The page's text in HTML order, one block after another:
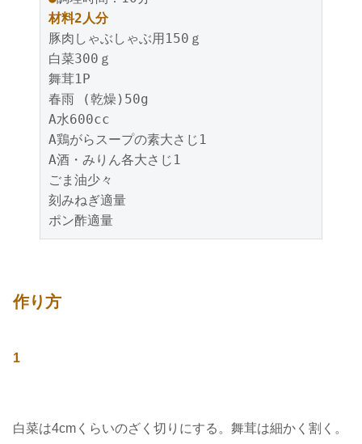
材料2人分
豚肉しゃぶしゃぶ用150ｇ
白菜300ｇ
舞茸1P
春雨 (乾燥)50g
A水600cc
A鶏がらスープの素大さじ1
A酒・みりん各大さじ1
ごま油少々
刻みねぎ適量
ポン酢適量
作り方
1
白菜は4cmくらいのざく切りにする。舞茸は細かく割く。